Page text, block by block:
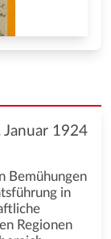
Januar 1924
Bemühungen
in
Regionen